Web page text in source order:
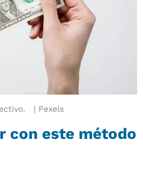
Pexels
con este método